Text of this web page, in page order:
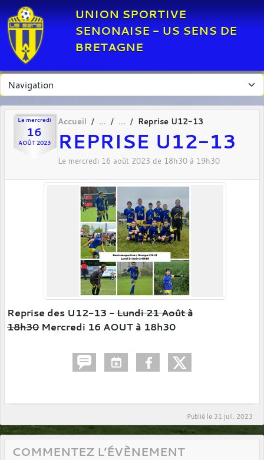
UNION SPORTIVE
SENONAISE - US SENS DE
BRETAGNE
Le mercredi
16
AOÛT 2023
Accueil Reprise U12-13
REPRISE U12-13
Le mercredi 16 août 2023 de 18h30 à 19h30
Reprise des U12-13 -Lundi 21 Août à
18h30 Mercredi 16 AOUT à 18h30
Publié le 31 juil. 2023
COMMENTEZ L’ÉVÈNEMENT
Panneau de gestion des cookies